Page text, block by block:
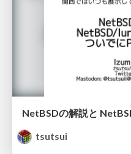
tsutsui